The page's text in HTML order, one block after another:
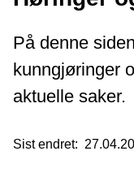
e
:På denne
kunngjøringer
aktuelle saker.
Sist endret